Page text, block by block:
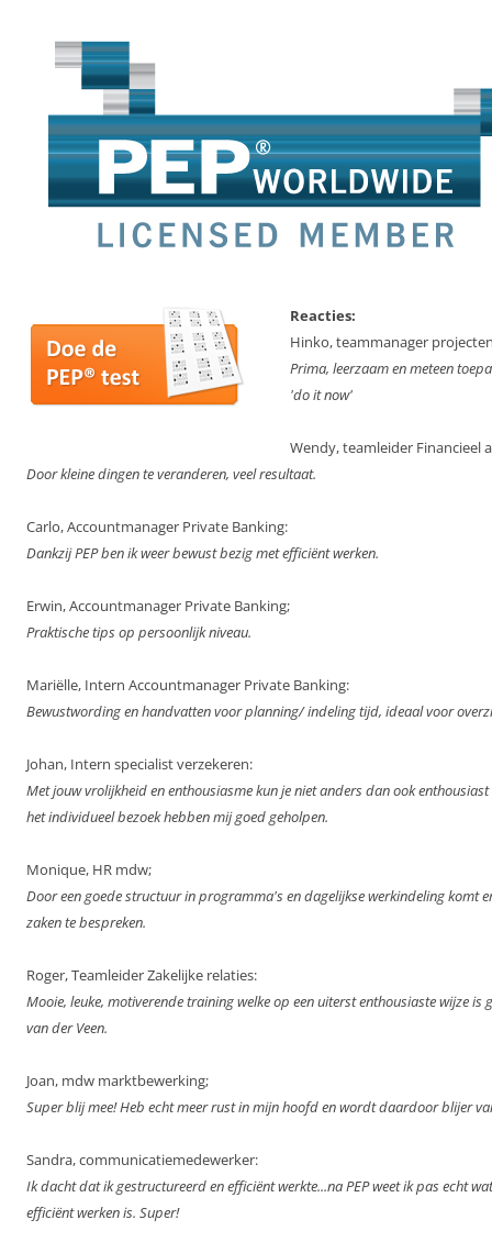
Reacties:
Hinko, teammanager
Prima, leerzaam en meteen
'do it now'
Wendy, teamleider Financieel
Door kleine dingen te veranderen, veel resultaat.
Carlo, Accountmanager Private Banking:
Dankzij PEP ben ik weer bewust bezig met efficiënt werken.
Erwin, Accountmanager Private Banking;
Praktische tips op persoonlijk niveau.
Mariëlle, Intern Accountmanager Private Banking:
Bewustwording en handvatten voor planning/ indeling tijd, ideaal voor
Johan, Intern specialist verzekeren:
Met jouw vrolijkheid en enthousiasme kun je niet anders dan ook
het individueel bezoek hebben mij goed geholpen.
Monique, HR mdw;
Door een goede structuur in programma's en dagelijkse werkindeling komt
zaken te bespreken.
Roger, Teamleider Zakelijke relaties:
Mooie, leuke, motiverende training welke op een uiterst enthousiaste wijze is
van der Veen.
Joan, mdw marktbewerking;
Super blij mee! Heb echt meer rust in mijn hoofd en wordt daardoor blijer
Sandra, communicatiemedewerker:
Ik dacht dat ik gestructureerd en efficiënt werkte...na PEP weet ik pas echt
efficiënt werken is. Super!